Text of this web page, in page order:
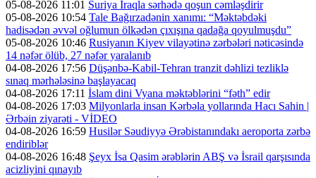
05-08-2026 11:01 Suriya İraqla sərhədə qoşun cəmləşdirir
05-08-2026 10:54 Tale Bağırzadənin xanımı: “Məktəbdəki
hadisədən əvvəl oğlumun ölkədən çıxışına qadağa qoyulmuşdu”
05-08-2026 10:46 Rusiyanın Kiyev vilayətinə zərbələri nəticəsində
14 nəfər ölüb, 27 nəfər yaralanıb
04-08-2026 17:56 Düşənbə-Kabil-Tehran tranzit dəhlizi tezliklə
sınaq mərhələsinə başlayacaq
04-08-2026 17:11 İslam dini Vyana məktəblərini “fəth” edir
04-08-2026 17:03 Milyonlarla insan Kərbəla yollarında Hacı Sahin |
Ərbəin ziyarəti - VİDEO
04-08-2026 16:59 Husilər Səudiyyə Ərəbistanındakı aeroporta zərbə
endiriblər
04-08-2026 16:48 Şeyx İsa Qasim ərəblərin ABŞ və İsrail qarşısında
acizliyini qınayıb